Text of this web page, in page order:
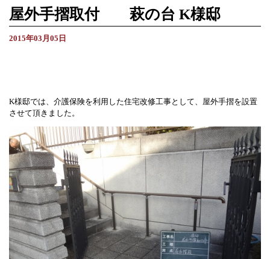
屋外手摺取付 萩の台 K様邸
2015年03月05日
K様邸では、介護保険を利用した住宅改修工事として、屋外手摺を設置
させて頂きました。